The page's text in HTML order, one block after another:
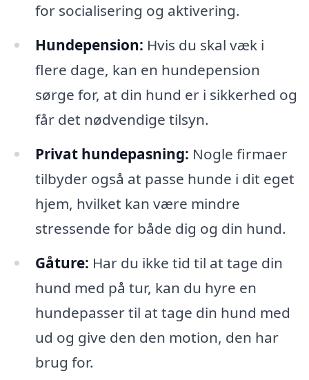
for socialisering og aktivering.
Hundepension: Hvis du skal væk i
flere dage, kan en hundepension
sørge for, at din hund er i sikkerhed og
får det nødvendige tilsyn.
Privat hundepasning: Nogle firmaer
tilbyder også at passe hunde i dit eget
hjem, hvilket kan være mindre
stressende for både dig og din hund.
Gåture: Har du ikke tid til at tage din
hund med på tur, kan du hyre en
hundepasser til at tage din hund med
ud og give den den motion, den har
brug for.